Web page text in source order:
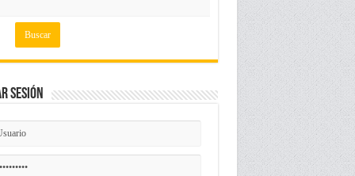
Sesión